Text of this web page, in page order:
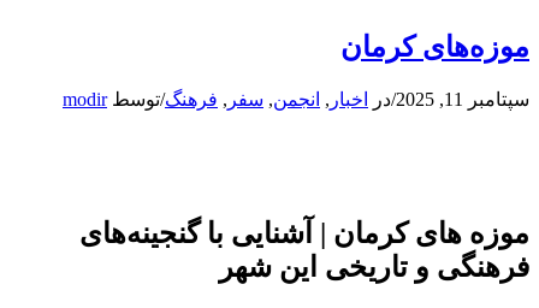
موزه‌های کرمان
سپتامبر 11, 2025 /در اخبار , انجمن, سفر , فرهنگ/توسطmodir
موزه های کرمان | آشنایی با گنجینه‌های
فرهنگی و تاریخی این شهر